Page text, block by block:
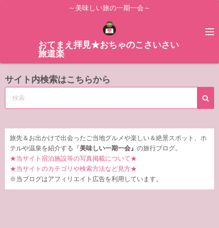
ス
ッ
～美味しい旅の一期一会～
おてまえ拝見★おちゃのこさいさい
旅道楽
サイト内検索はこちらから
旅先＆お出かけで出会ったご当地グルメや楽しい＆絶景スポット、ホ
テルや温泉を紹介する『 美味しい一期一会』 の旅行ブログ。
★当サイト宿泊施設等の写真掲載について★
★当サイトのカテゴリや検索方法など見方★
※当ブログはアフィリエイト広告を利用しています。